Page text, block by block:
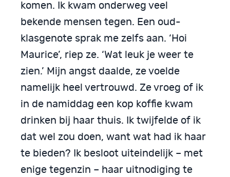
komen. Ik kwam onderweg veel
bekende mensen tegen. Een oud-
klasgenote sprak me zelfs aan. ‘Hoi
Maurice’, riep ze. ‘Wat leuk je weer te
zien.’ Mijn angst daalde, ze voelde
namelijk heel vertrouwd. Ze vroeg of ik
in de namiddag een kop koffie kwam
drinken bij haar thuis. Ik twijfelde of ik
dat wel zou doen, want wat had ik haar
te bieden? Ik besloot uiteindelijk – met
enige tegenzin – haar uitnodiging te